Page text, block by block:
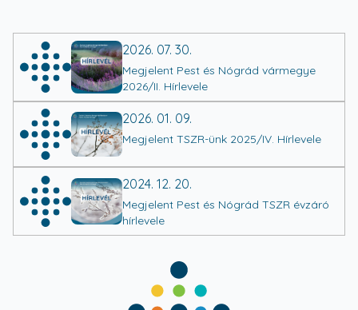
2026. 07. 30.
Megjelent Pest és Nógrád vármegye
2026/II. Hírlevele
2026. 01. 09.
Megjelent TSZR-ünk 2025/IV. Hírlevele
2024. 12. 20.
Megjelent Pest és Nógrád TSZR évzáró
hírlevele